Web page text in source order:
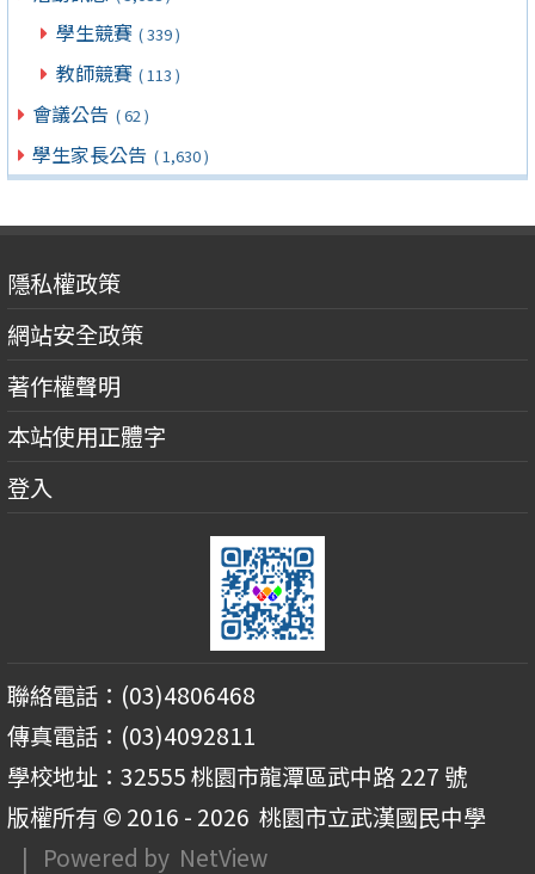
學生競賽 ( 339 )
教師競賽 ( 113 )
會議公告 ( 62 )
學生家長公告 ( 1,630 )
隱私權政策
網站安全政策
著作權聲明
本站使用正體字
登入
聯絡電話：(03)4806468
傳真電話：(03)4092811
學校地址：32555 桃園市龍潭區武中路 227 號
版權所有 © 2016 - 2026 桃園市立武漢國民中學
| Powered by NetView